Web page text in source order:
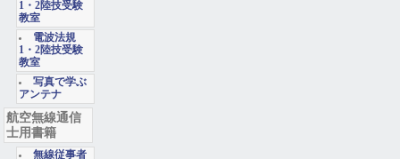
1・2陸技受験
教室
電波法規
1・2陸技受験
教室
写真で学ぶ
アンテナ
航空無線通信
士用書籍
無線従事者